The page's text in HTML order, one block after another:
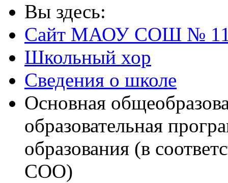
Вы здесь:
Сайт МАОУ СОШ №
Школьный хор
Сведения о школе
Основная
образовательная
образования (в
СОО)